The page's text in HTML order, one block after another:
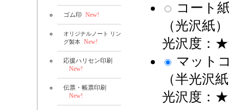
コート
（光沢紙）
光沢度
マット
（半光沢
光沢度
ゴム印 New!
オリジナルノート リン
グ製本 New!
応援ハリセン印刷
New!
伝票・帳票印刷
New!